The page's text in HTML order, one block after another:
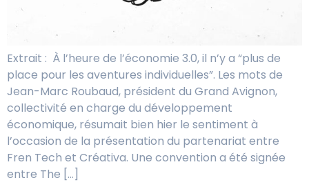
Extrait : À l’heure de l’économie 3.0, il n’y a “plus de
place pour les aventures individuelles”. Les mots de
Jean-Marc Roubaud, président du Grand Avignon,
collectivité en charge du développement
économique, résumait bien hier le sentiment à
l’occasion de la présentation du partenariat entre
Fren Tech et Créativa. Une convention a été signée
entre The […]